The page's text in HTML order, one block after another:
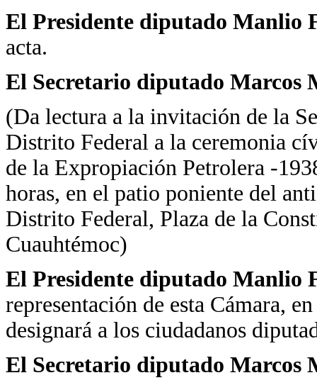
El Presidente diputado Manlio
acta.
El Secretario diputado Marcos
(Da lectura a la invitación de la
Distrito Federal a la ceremonia
de la Expropiación Petrolera -
horas, en el patio poniente del
Distrito Federal, Plaza de la
Cuauhtémoc)
El Presidente diputado Manlio
representación de esta Cámara,
designará a los ciudadanos
El Secretario diputado Marcos